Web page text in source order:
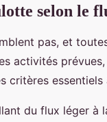
selon le
pas, et
activités
critères essentiels
du flux léger à